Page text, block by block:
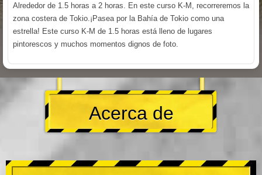
Alrededor de 1.5 horas a 2 horas. En este curso K-M, recorreremos la
zona costera de Tokio.¡Pasea por la Bahía de Tokio como una
estrella! Este curso K-M de 1.5 horas está lleno de lugares
pintorescos y muchos momentos dignos de foto.
Acerca de